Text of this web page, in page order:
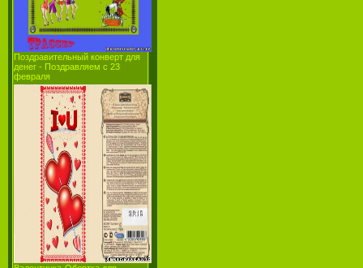
Поздравительный конверт для
денег - Поздравляем с 23
февраля